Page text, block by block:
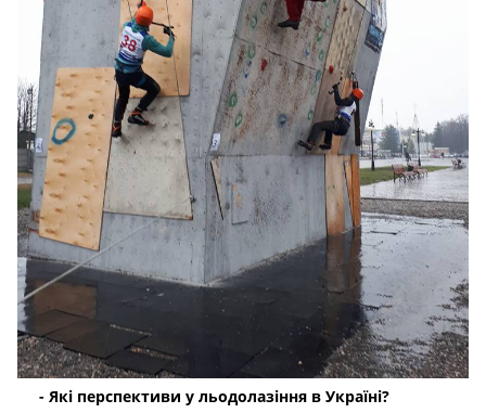
- Які перспективи у льодолазіння в Україні?